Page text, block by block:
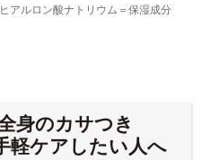
アルロン酸ナトリウム＝保湿成分
身のカサつき
軽ケアしたい人へ